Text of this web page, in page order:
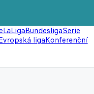
LaLigaBundesligaSerie
ligaKonferenční